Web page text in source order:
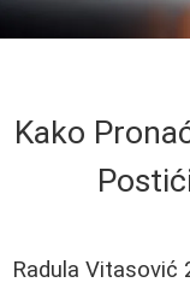
Kako
Radula Vitasović